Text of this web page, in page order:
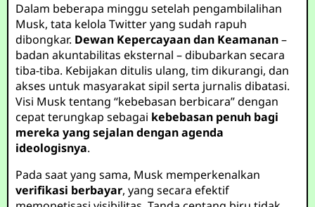
Dalam beberapa minggu setelah pengambilalihan
Musk, tata kelola Twitter yang sudah rapuh
dibongkar. Dewan Kepercayaan dan Keamanan–
badan akuntabilitas eksternal – dibubarkan secara
tiba-tiba. Kebijakan ditulis ulang, tim dikurangi, dan
akses untuk masyarakat sipil serta jurnalis dibatasi.
Visi Musk tentang “kebebasan berbicara” dengan
cepat terungkap sebagai kebebasan penuh bagi
mereka yang sejalan dengan agenda
ideologisnya.
Pada saat yang sama, Musk memperkenalkan
verifikasi berbayar, yang secara efektif